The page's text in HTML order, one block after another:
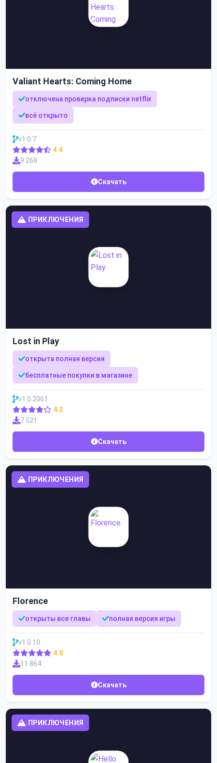
Valiant Hearts: Coming Home
отключена проверка подписки netflix
всё открыто
v1.0.7
4.4
9 268
Скачать
ПРИКЛЮЧЕНИЯ
Lost in Play
открыта полная версия
бесплатные покупки в магазине
v1.0.2061
4.2
7 521
Скачать
ПРИКЛЮЧЕНИЯ
Florence
открыты все главы полная версия игры
v1.0.10
4.8
11 864
Скачать
ПРИКЛЮЧЕНИЯ